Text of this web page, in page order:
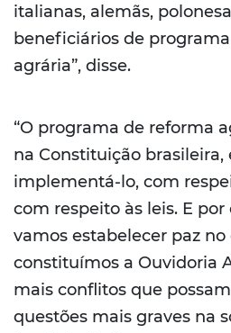
italianas, alemãs,
beneficiários de
agrária”, disse.
“O programa de reforma
na Constituição brasileira,
implementá-lo, com
com respeito às leis. E por
vamos estabelecer paz
constituímos a Ouvidoria
mais conflitos que
questões mais graves na